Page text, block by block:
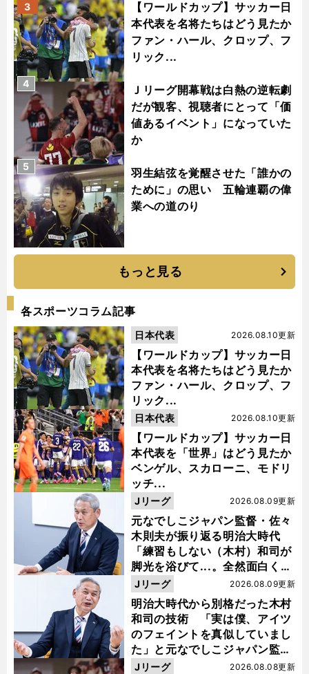
【ワールドカップ】サッカー日
本代表を名将たちはどう見たか
ファン・ハール、クロップ、フ
リック...
3
Ｊリーグ開幕戦は白熱の逆転劇
だが観客、視聴者にとって「価
値あるイベント」になっていた
か
4
羽生結弦を覚醒させた「誰かの
ために」の思い 五輪連覇の偉
業への道のり
5
もっと見る
各スポーツコラム記事
【ワールドカップ】サッカー日
本代表を名将たちはどう見たか
ファン・ハール、クロップ、フ
リック...
2026.08.10更新
日本代表
【ワールドカップ】サッカー日
本代表を「世界」はどう見たか
ベンゲル、スカローニ、モドリ
ッチ...
2026.08.10更新
日本代表
元なでしこジャパン監督・佐々
木則夫が振り返る明治大時代
「練習もしない（木村）和司が
脚光を浴びて...。全然面白くな
い４年間でした」
2026.08.09更新
Jリーグ
明治大時代から別格だった木村
和司の技術 「実は僕、アイツ
のフェイントを真似していまし
た」と元なでしこジャパン監
督・佐々木則夫
2026.08.09更新
Jリーグ
2026.08.08更新
Jリーグ